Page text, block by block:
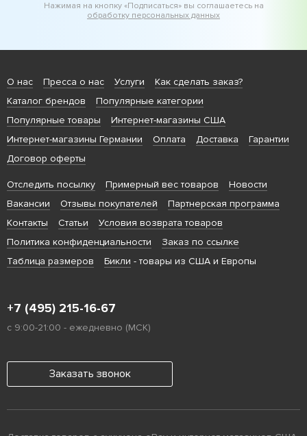
Нажимая на кнопку «Подписаться» вы соглашаетесь на
обработку персональных данных
О нас Пресса о нас Услуги
Как сделать заказ?
Каталог брендов
Популярные категории
Популярные товары
Интернет-магазины США
Интернет-магазины Германии
Оплата Доставка
Гарантии
Договор оферты
Отследить посылку Примерный вес товаров
Новости
Вакансии
Отзывы покупателей
Партнерская программа
Контакты
Статьи
Условия возврата товаров
Политика конфиденциальности
Заказ по ссылке
Таблица размеров
Бикли - товары из США и Европы
+7 (495) 215-16-67
с 9:00-21:00 - ежедневно (МСК)
Заказать звонок